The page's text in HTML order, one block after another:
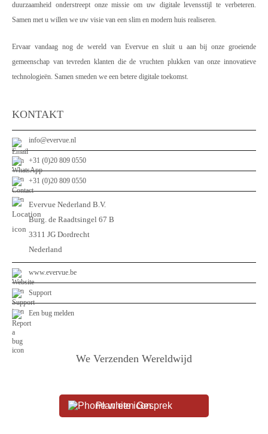
duurzaamheid onderstreept onze missie om uw digitale levensstijl te verbeteren.
Samen met u willen we uw visie van een slim en modern huis realiseren.
Ervaar vandaag nog de wereld van Evervue en sluit u aan bij onze groeiende
gemeenschap van tevreden klanten die de vruchten plukken van onze innovatieve
technologieën. Samen smeden we een betere digitale toekomst.
KONTAKT
info@evervue.nl
+31 (0)20 809 0550
+31 (0)20 809 0550
Evervue Nederland B.V.
Burg. de Raadtsingel 67 B
3311 JG Dordrecht
Nederland
www.evervue.be
Support
Een bug melden
We Verzenden Wereldwijd
Plan een Gesprek